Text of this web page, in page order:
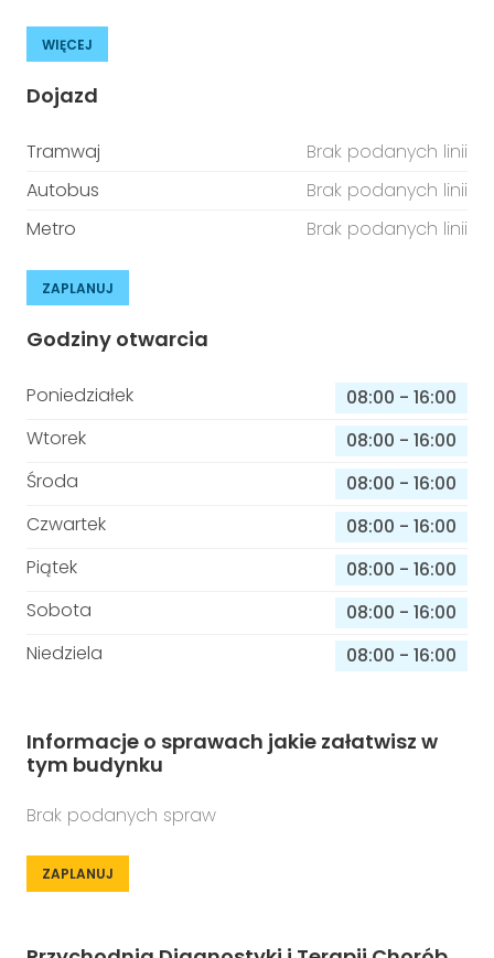
WIĘCEJ
Dojazd
Tramwaj
Brak podanych linii
Autobus
Brak podanych linii
Metro
Brak podanych linii
ZAPLANUJ
Godziny otwarcia
Poniedziałek 08:00 - 16:00
Wtorek
08:00 - 16:00
Środa
08:00 - 16:00
Czwartek
08:00 - 16:00
Piątek
08:00 - 16:00
Sobota
08:00 - 16:00
Niedziela
08:00 - 16:00
Informacje o sprawach jakie załatwisz w
tym budynku
Brak podanych spraw
ZAPLANUJ